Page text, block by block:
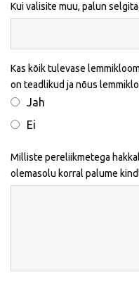
Kui valisite muu, palun
Kas kõik tulevase
on teadlikud ja nõus
Jah
Ei
Milliste pereliikmetega
olemasolu korral palume